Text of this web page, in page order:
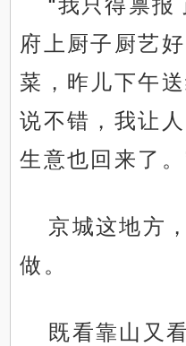
“我只得禀报
府上厨子厨艺
菜，昨儿下午
说不错，我让
生意也回来了。
京城这地方
做。
既看靠山又